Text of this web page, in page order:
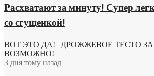
Расхватают за минуту! Супер
со сгущенкой!
ВОТ ЭТО ДА! | ДРОЖЖЕВОЕ ТЕСТО
ВОЗМОЖНО!
3 дня тому назад